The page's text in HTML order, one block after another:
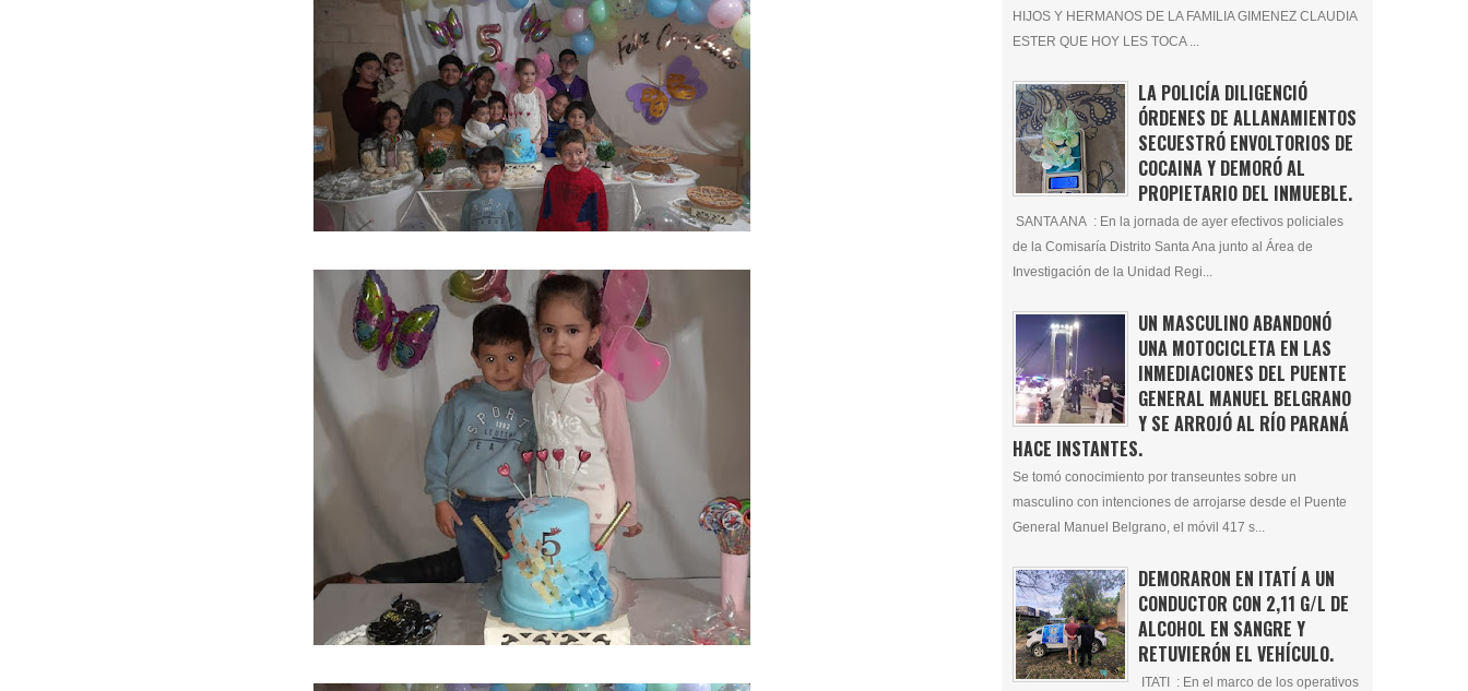
HIJOS Y HERMANOS DE LA FAMILIA GIMENEZ CLAUDIA
ESTER QUE HOY LES TOCA ...
LA POLICÍA DILIGENCIÓ
ÓRDENES DE ALLANAMIENTOS
SECUESTRÓ ENVOLTORIOS DE
COCAINA Y DEMORÓ AL
PROPIETARIO DEL INMUEBLE.
SANTA ANA : En la jornada de ayer efectivos policiales
de la Comisaría Distrito Santa Ana junto al Área de
Investigación de la Unidad Regi...
UN MASCULINO ABANDONÓ
UNA MOTOCICLETA EN LAS
INMEDIACIONES DEL PUENTE
GENERAL MANUEL BELGRANO
Y SE ARROJÓ AL RÍO PARANÁ
HACE INSTANTES.
Se tomó conocimiento por transeuntes sobre un
masculino con intenciones de arrojarse desde el Puente
General Manuel Belgrano, el móvil 417 s...
DEMORARON EN ITATÍ A UN
CONDUCTOR CON 2,11 G/L DE
ALCOHOL EN SANGRE Y
RETUVIERÓN EL VEHÍCULO.
ITATI : En el marco de los operativos